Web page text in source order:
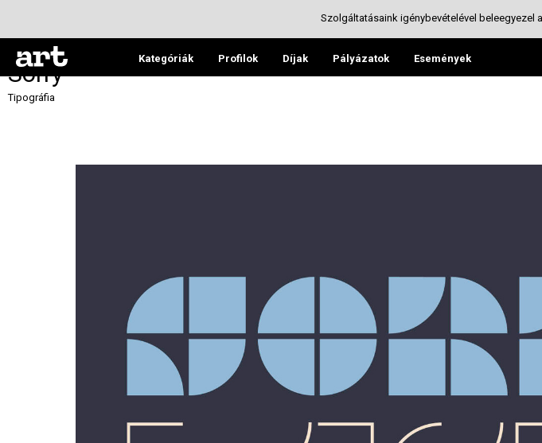
Kategóriák Profilok Díjak Pályázatok Események
Sorry
Tipográfia
Szolgáltatásaink igénybevételével beleegyezel